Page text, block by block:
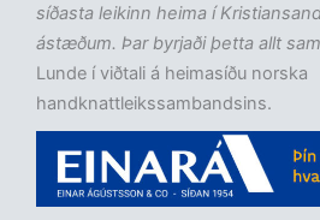
síðasta leikinn heima í
ástæðum. Þar byrjaði þetta allt
Lunde í viðtali á heimasíðu norska
handknattleikssambandsins.